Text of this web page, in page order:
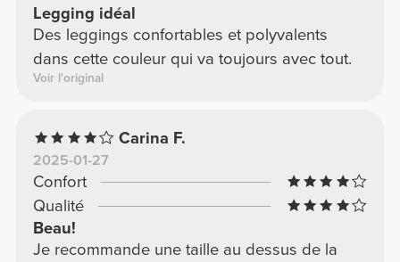
Legging idéal
Des leggings confortables et polyvalents
dans cette couleur qui va toujours avec tout.
Voir l'original
Carina F.
2025-01-27
Confort
Qualité
Beau!
Je recommande une taille au dessus de la